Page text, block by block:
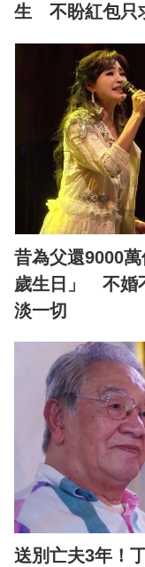
生 不盼紅包只
昔為父還9000
歲生日」 不婚
淡一切
送別亡夫3年！